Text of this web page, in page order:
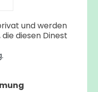
und werden
diesen Dinest